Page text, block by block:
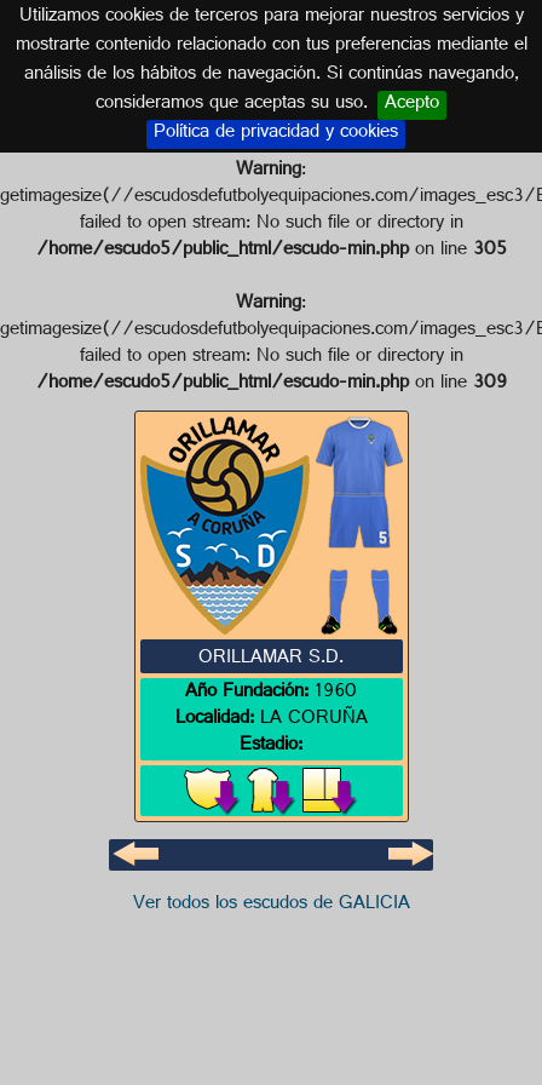
Utilizamos cookies de terceros para mejorar nuestros servicios y
mostrarte contenido relacionado con tus preferencias mediante el
análisis de los hábitos de navegación. Si continúas navegando,
consideramos que aceptas su uso. Acepto
Política de privacidad y cookies
Escudo de ORILLAMAR S.D.
GALICIA
Warning:
getimagesize(//escudosdefutbolyequipaciones.com/
failed to open stream: No such file or directory in
/home/escudo5/public_html/escudo-min.phpon line305
Warning:
getimagesize(//escudosdefutbolyequipaciones.com/
failed to open stream: No such file or directory in
/home/escudo5/public_html/escudo-min.phpon line309
ORILLAMAR S.D.
Año Fundación:1960
Localidad:LA CORUÑA
Estadio:
Ver todos los escudos de GALICIA